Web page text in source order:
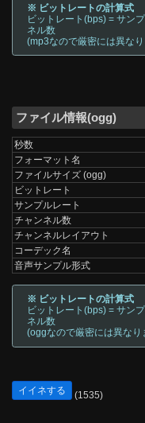
※ ビットレートの計算式
ビットレート(bps) = サン
ネル数
(mp3なので厳密には異な
ファイル情報(ogg)
秒数
フォーマット名
ファイルサイズ (ogg)
ビットレート
サンプルレート
チャンネル数
チャンネルレイアウト
コーデック名
音声サンプル形式
※ ビットレートの計算式
ビットレート(bps) = サン
ネル数
(oggなので厳密には異なり
イイネする (1535)